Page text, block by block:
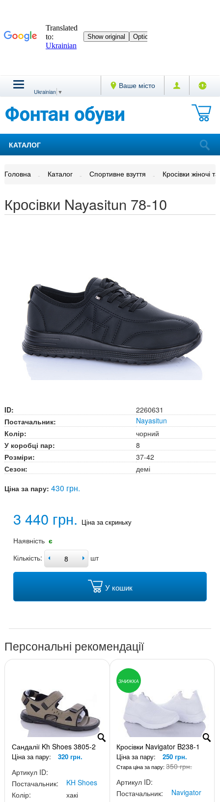
Ваше місто
Ukrainian ▼
КАТАЛОГ
Головна Каталог Спортивне взуття Кросівки жіночі та
Кросівки Nayasitun 78-10
ID:
2260631
Постачальник:
Nayasitun
Колір:
чорний
У коробці пар:
8
Розміри:
37-42
Сезон:
демі
Ціна за пару: 430 грн.
3 440 грн. Ціна за скриньку
Наявність є
Кількість:
шт
У кошик
Персональні рекомендації
Сандалії Kh Shoes 3805-2
Ціна за пару: 320 грн.
Артикул ID:
Постачальник:
KH Shoes
Колір:
хакі
ЗНИЖКА
Кросівки Navigator B238-1
Ціна за пару: 250 грн.
Стара ціна за пару:350 грн.
Артикул ID:
Постачальник:
Navigator